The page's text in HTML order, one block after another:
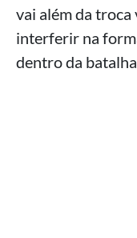
vai além da troca
interferir na
dentro da